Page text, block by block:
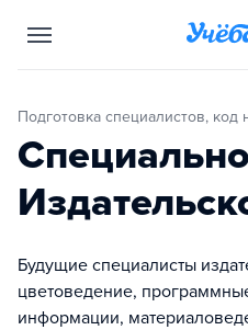
Подготовка специалистов,
Будущие специалисты
цветоведение,
информации,